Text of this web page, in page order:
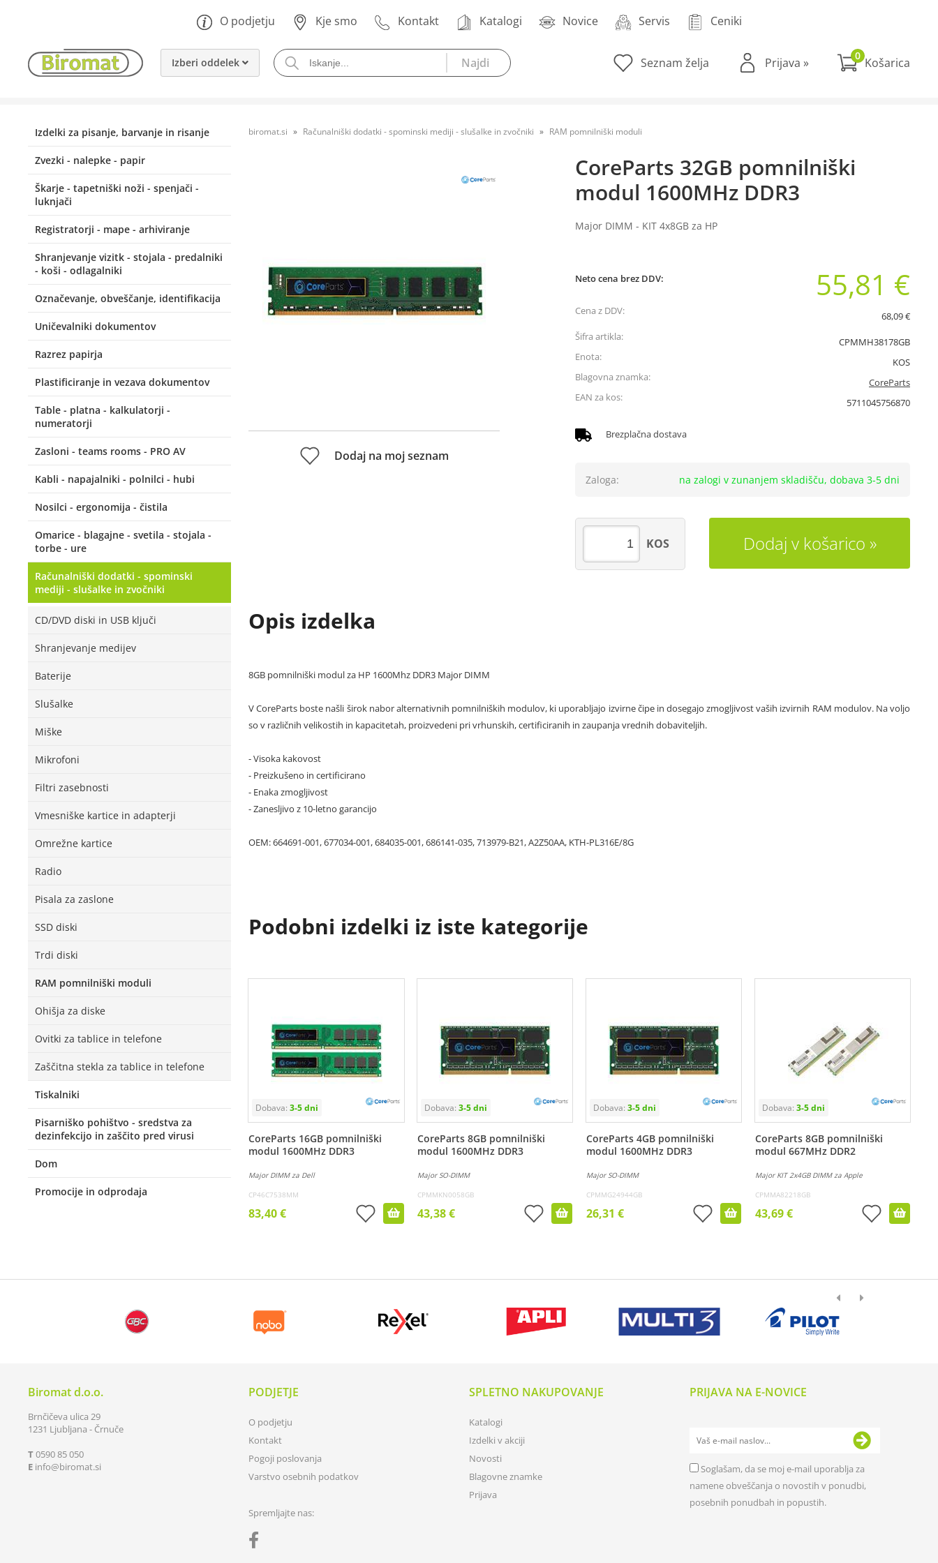
O podjetju Kje smo Kontakt Katalogi Novice Servis Ceniki
Izberi oddelek Seznam želja Prijava » 0
Izdelki za pisanje, barvanje in risanje
Zvezki - nalepke - papir
Škarje - tapetniški noži - spenjači -
luknjači
Registratorji - mape - arhiviranje
Shranjevanje vizitk - stojala - predalniki
- koši - odlagalniki
Označevanje, obveščanje, identifikacija
Uničevalniki dokumentov
Razrez papirja
Plastificiranje in vezava dokumentov
Table - platna - kalkulatorji -
numeratorji
Zasloni - teams rooms - PRO AV
Kabli - napajalniki - polnilci - hubi
Nosilci - ergonomija - čistila
Omarice - blagajne - svetila - stojala -
torbe - ure
Računalniški dodatki - spominski
mediji - slušalke in zvočniki
CD/DVD diski in USB ključi
Shranjevanje medijev
Baterije
Slušalke
Miške
Mikrofoni
Filtri zasebnosti
Vmesniške kartice in adapterji
Omrežne kartice
Radio
Pisala za zaslone
SSD diski
Trdi diski
RAM pomnilniški moduli
Ohišja za diske
Ovitki za tablice in telefone
Zaščitna stekla za tablice in telefone
Tiskalniki
Pisarniško pohištvo - sredstva za
dezinfekcijo in zaščito pred virusi
Dom
Promocije in odprodaja
biromat.si Računalniški dodatki - spominski mediji - slušalke in zvočniki RAM pomnilniški moduli
CoreParts 32GB pomnilniški
modul 1600MHz DDR3
Major DIMM - KIT 4x8GB za HP
Dodaj na moj seznam
Neto cena brez DDV: 55,81 €
Cena z DDV:
68,09 €
Šifra artikla:
CPMMH38178GB
Enota:
KOS
Blagovna znamka:
CoreParts
EAN za kos:
5711045756870
Brezplačna dostava
Zaloga: na zalogi v zunanjem skladišču, dobava 3-5 dni
Dodaj v košarico
KOS
Opis izdelka
8GB pomnilniški modul za HP 1600Mhz DDR3 Major DIMM
V CoreParts boste našli širok nabor alternativnih pomnilniških modulov, ki uporabljajo izvirne čipe in dosegajo zmogljivost vaših izvirnih RAM modulov. Na voljo
so v različnih velikostih in kapacitetah, proizvedeni pri vrhunskih, certificiranih in zaupanja vrednih dobaviteljih.
- Visoka kakovost
- Preizkušeno in certificirano
- Enaka zmogljivost
- Zanesljivo z 10-letno garancijo
OEM: 664691-001, 677034-001, 684035-001, 686141-035, 713979-B21, A2Z50AA, KTH-PL316E/8G
Podobni izdelki iz iste kategorije
CoreParts 16GB pomnilniški
modul 1600MHz DDR3
Major DIMM za Dell
CP46C7538MM
83,40 €
CoreParts 8GB pomnilniški
modul 1600MHz DDR3
Major SO-DIMM
CPMMKN0058GB
43,38 €
CoreParts 4GB pomnilniški
modul 1600MHz DDR3
Major SO-DIMM
CPMMG24944GB
26,31 €
CoreParts 8GB pomnilniški
modul 667MHz DDR2
Major KIT 2x4GB DIMM za Apple
CPMMA82218GB
43,69 €
Biromat d.o.o.
Brnčičeva ulica 29
1231 Ljubljana - Črnuče
T0590 85 050
E info biromat.si
PODJETJE
O podjetju
Kontakt
Pogoji poslovanja
Varstvo osebnih podatkov
Spremljajte nas:
SPLETNO NAKUPOVANJE
Katalogi
Izdelki v akciji
Novosti
Blagovne znamke
Prijava
PRIJAVA NA E-NOVICE
Soglašam, da se moj e-mail uporablja za
namene obveščanja o novostih v ponudbi,
posebnih ponudbah in popustih.